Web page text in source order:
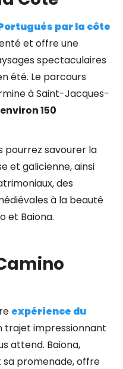
par la côte
et offre une
spectaculaires
été. Le parcours
à Saint-Jacques-
150
pourrez savourer la
et galicienne, ainsi
des
à la beauté
et Baiona.
expérience du
trajet impressionnant
attend. Baiona,
promenade, offre